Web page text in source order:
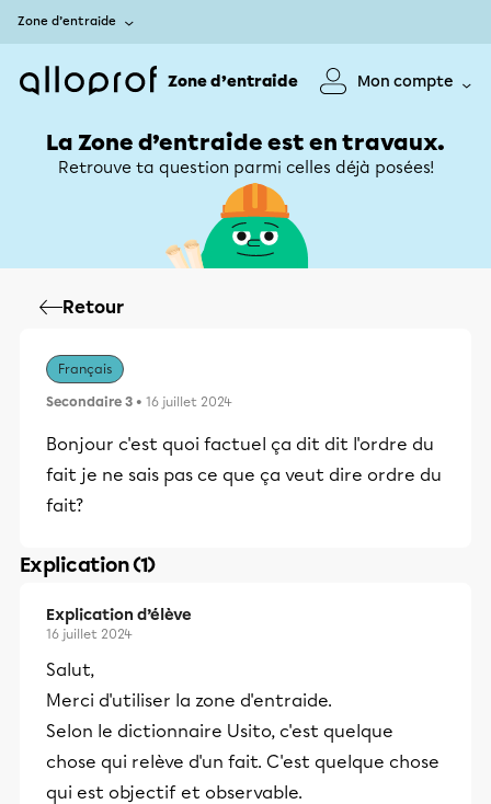
Zone d’entraide
Zone d’entraide Mon compte
La Zone d’entraide est en travaux.
Retrouve ta question parmi celles déjà posées!
Retour
Français
Secondaire 3 • 16 juillet 2024
Bonjour c'est quoi factuel ça dit dit l'ordre du
fait je ne sais pas ce que ça veut dire ordre du
fait?
Explication (1)
Explication d’élève
16 juillet 2024
Salut,
Merci d'utiliser la zone d'entraide.
Selon le dictionnaire Usito, c'est quelque
chose qui relève d'un fait. C'est quelque chose
qui est objectif et observable.